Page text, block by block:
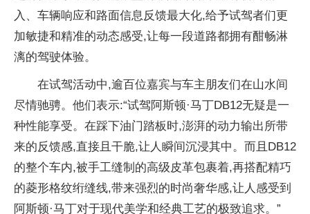
入、车辆响应和路面信息反馈最大化,给予试驾者们更
加敏捷和精准的动态感受,让每一段道路都拥有酣畅淋
漓的驾驶体验。
在试驾活动中,逾百位嘉宾与车主朋友们在山水间
尽情驰骋。他们表示:“试驾阿斯顿·马丁DB12无疑是一
种性能享受。在踩下油门踏板时,澎湃的动力输出所带
来的反馈感,直接且干脆,让人瞬间沉浸其中。而且DB12
的整个车内,被手工缝制的高级皮革包裹着,再搭配精巧
的菱形格纹绗缝线,带来强烈的时尚奢华感,让人感受到
阿斯顿·马丁对于现代美学和经典工艺的极致追求。”